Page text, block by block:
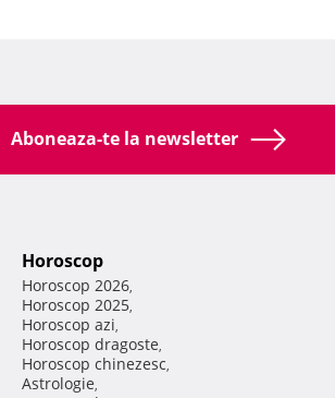
Aboneaza-te la newsletter
Horoscop
Horoscop 2026,
Horoscop 2025,
Horoscop azi,
Horoscop dragoste,
Horoscop chinezesc,
Astrologie,